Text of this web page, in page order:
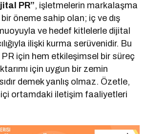
PR”, işletmelerin markalaşma
öneme sahip olan; iç ve dış
ve hedef kitlelerle dijital
ilişki kurma serüvenidir. Bu
için hem etkileşimsel bir süreç
için uygun bir zemin
demek yanlış olmaz. Özetle,
ortamdaki iletişim faaliyetleri